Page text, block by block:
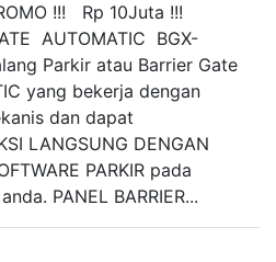
!!! Rp 10Juta !!!
AUTOMATIC BGX-
Parkir atau Barrier Gate
yang bekerja dengan
dan dapat
LANGSUNG DENGAN
PARKIR pada
PANEL BARRIER...